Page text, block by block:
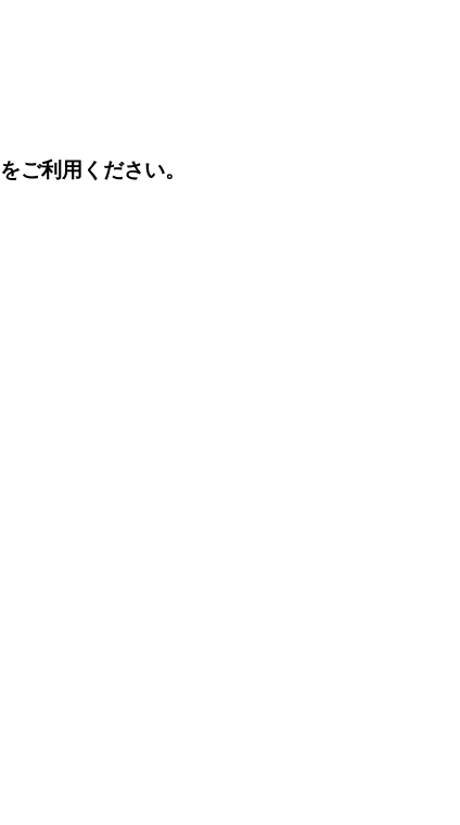
をご利用ください。